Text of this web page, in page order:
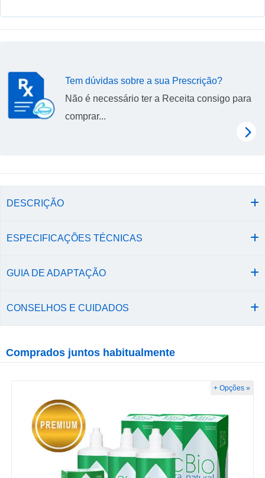
Tem dúvidas sobre a sua Prescrição?
Não é necessário ter a Receita consigo para
comprar...
DESCRIÇÃO
ESPECIFICAÇÕES TÉCNICAS
GUIA DE ADAPTAÇÃO
CONSELHOS E CUIDADOS
Comprados juntos habitualmente
+ Opções »